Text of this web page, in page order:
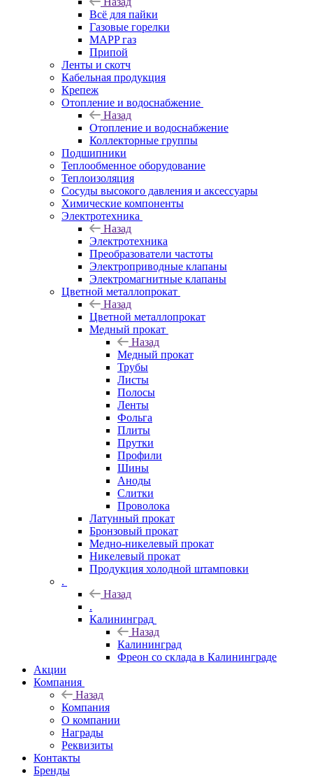
Всё для пайки
Газовые горелки
MAPP газ
Припой
Ленты и скотч
Кабельная продукция
Крепеж
Отопление и водоснабжение
Назад
Отопление и водоснабжение
Коллекторные группы
Подшипники
Теплообменное оборудование
Теплоизоляция
Сосуды высокого давления и аксессуары
Химические компоненты
Электротехника
Назад
Электротехника
Преобразователи частоты
Электроприводные клапаны
Электромагнитные клапаны
Цветной металлопрокат
Назад
Цветной металлопрокат
Медный прокат
Назад
Медный прокат
Трубы
Листы
Полосы
Ленты
Фольга
Плиты
Прутки
Профили
Шины
Аноды
Слитки
Проволока
Латунный прокат
Бронзовый прокат
Медно-никелевый прокат
Никелевый прокат
Продукция холодной штамповки
.
Назад
.
Калининград
Назад
Калининград
Фреон со склада в Калининграде
Акции
Компания
Назад
Компания
О компании
Награды
Реквизиты
Контакты
Бренды